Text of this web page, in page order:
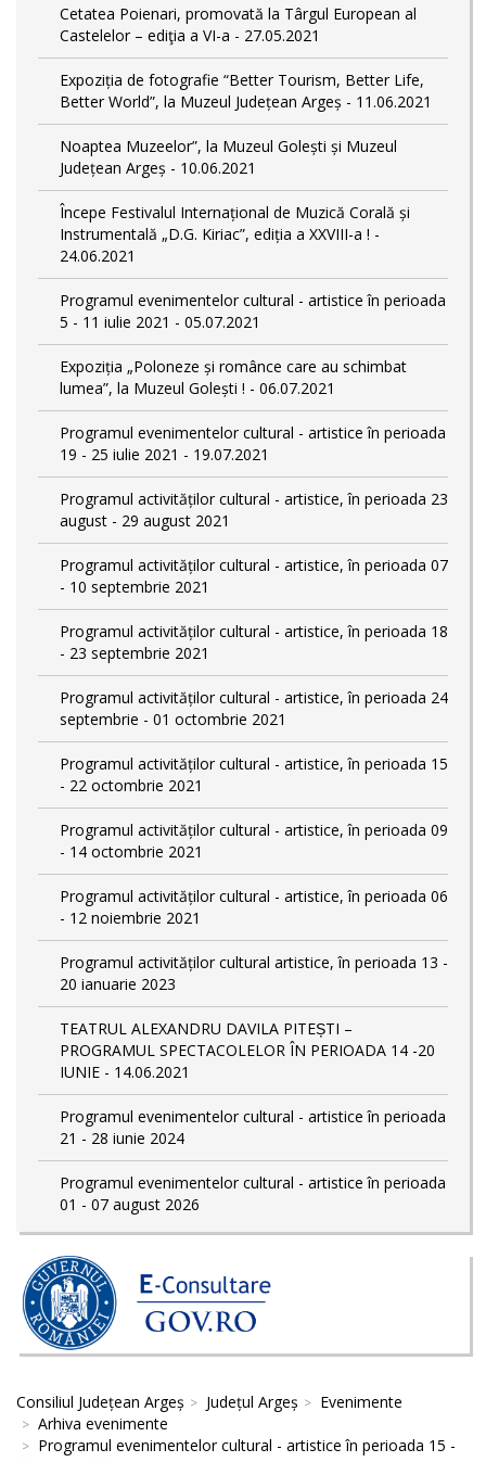
Cetatea Poienari, promovată la Târgul European al
Castelelor – ediţia a VI-a - 27.05.2021
Expoziția de fotografie “Better Tourism, Better Life,
Better World”, la Muzeul Județean Argeș - 11.06.2021
Noaptea Muzeelor”, la Muzeul Golești și Muzeul
Județean Argeș - 10.06.2021
Începe Festivalul Internațional de Muzică Corală și
Instrumentală „D.G. Kiriac”, ediția a XXVIII-a ! -
24.06.2021
Programul evenimentelor cultural - artistice în perioada
5 - 11 iulie 2021 - 05.07.2021
Expoziția „Poloneze și românce care au schimbat
lumea”, la Muzeul Golești ! - 06.07.2021
Programul evenimentelor cultural - artistice în perioada
19 - 25 iulie 2021 - 19.07.2021
Programul activităților cultural - artistice, în perioada 23
august - 29 august 2021
Programul activităților cultural - artistice, în perioada 07
- 10 septembrie 2021
Programul activităților cultural - artistice, în perioada 18
- 23 septembrie 2021
Programul activităților cultural - artistice, în perioada 24
septembrie - 01 octombrie 2021
Programul activităților cultural - artistice, în perioada 15
- 22 octombrie 2021
Programul activităților cultural - artistice, în perioada 09
- 14 octombrie 2021
Programul activităților cultural - artistice, în perioada 06
- 12 noiembrie 2021
Programul activităților cultural artistice, în perioada 13 -
20 ianuarie 2023
TEATRUL ALEXANDRU DAVILA PITEȘTI –
PROGRAMUL SPECTACOLELOR ÎN PERIOADA 14 -20
IUNIE - 14.06.2021
Programul evenimentelor cultural - artistice în perioada
21 - 28 iunie 2024
Programul evenimentelor cultural - artistice în perioada
01 - 07 august 2026
Consiliul Județean Argeș Județul Argeș
Evenimente
Arhiva evenimente
Programul evenimentelor cultural - artistice în perioada 15 -